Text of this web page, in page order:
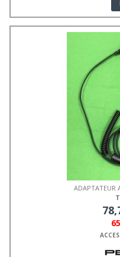
ADAPTATEUR